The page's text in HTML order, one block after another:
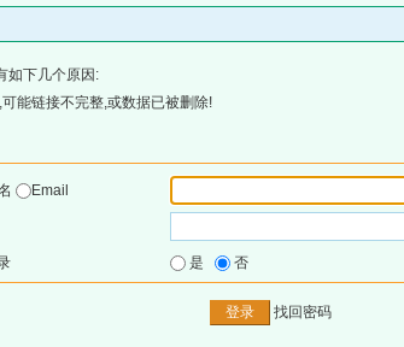
如下几个原因:
能链接不完整,或数据已被删除!
Email
是 否
找回密码